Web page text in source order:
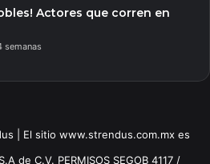
Actores que corren en
semanas
| El sitio www.strendus.com.mx es
de C.V. PERMISOS SEGOB 4117 /